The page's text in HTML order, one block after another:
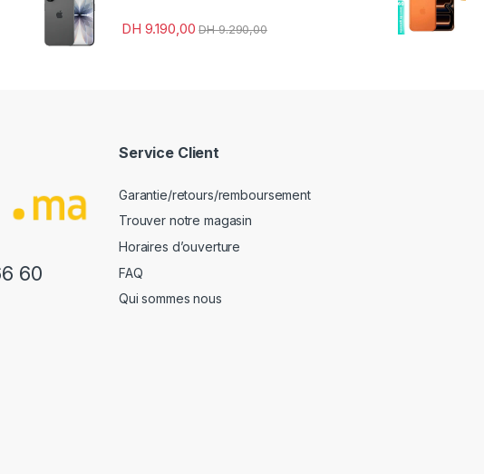
DH 9.190,00 DH9.290,00
60
Service Client
Garantie/retours/remboursement
Trouver notre magasin
Horaires d’ouverture
FAQ
Qui sommes nous